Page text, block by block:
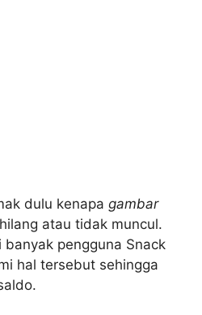
dulu kenapa gambar
atau tidak muncul.
banyak pengguna Snack
hal tersebut sehingga